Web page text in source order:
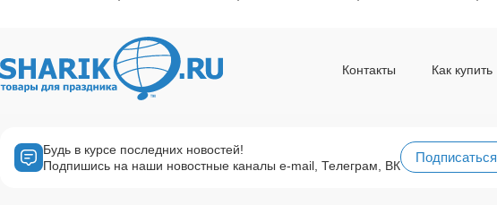
Контакты Как купить
Будь в курсе последних новостей!
Подпишись на наши новостные каналы e-mail, Телеграм, ВК
Подписаться